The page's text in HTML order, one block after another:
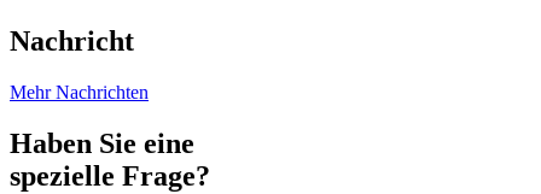
Nachricht
Mehr Nachrichten
Haben Sie eine
spezielle Frage?